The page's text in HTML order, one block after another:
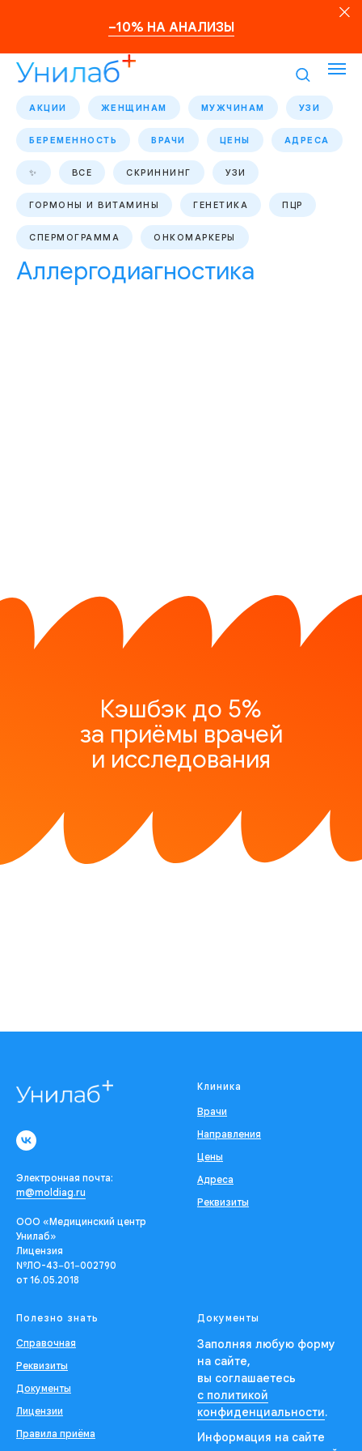
–10% НА АНАЛИЗЫ
АКЦИИ ЖЕНЩИНАМ МУЖЧИНАМ УЗИ
БЕРЕМЕННОСТЬ ВРАЧИ ЦЕНЫ АДРЕСА
✨ ВСЕ СКРИННИНГ УЗИ
ГОРМОНЫ И ВИТАМИНЫ ГЕНЕТИКА ПЦР
СПЕРМОГРАММА ОНКОМАРКЕРЫ
Аллергодиагностика
Кэшбэк до 5%
за приёмы врачей
и исследования
Электронная почта:
m@moldiag.ru
ООО «Медицинский центр
Унилаб»
Лицензия
№ЛО-43−01−002790
от 16.05.2018
Клиника
Врачи
Направления
Цены
Адреса
Реквизиты
Полезно знать
Справочная
Реквизиты
Документы
Лицензии
Правила приёма
Документы
Заполняя любую форму
на сайте,
вы соглашаетесь
с политикой
конфиденциальности.
Информация на сайте